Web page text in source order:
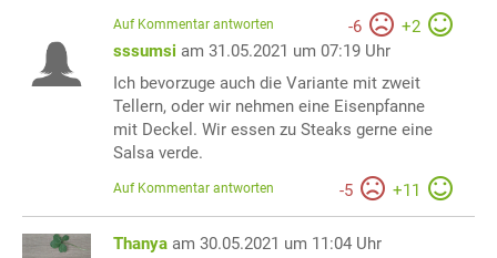
-6 +2
Auf Kommentar antworten
sssumsi am 31.05.2021 um 07:19 Uhr
Ich bevorzuge auch die Variante mit zweit
Tellern, oder wir nehmen eine Eisenpfanne
mit Deckel. Wir essen zu Steaks gerne eine
Salsa verde.
-5 +11
Auf Kommentar antworten
Thanya am 30.05.2021 um 11:04 Uhr